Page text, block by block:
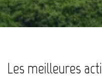
Les meilleures